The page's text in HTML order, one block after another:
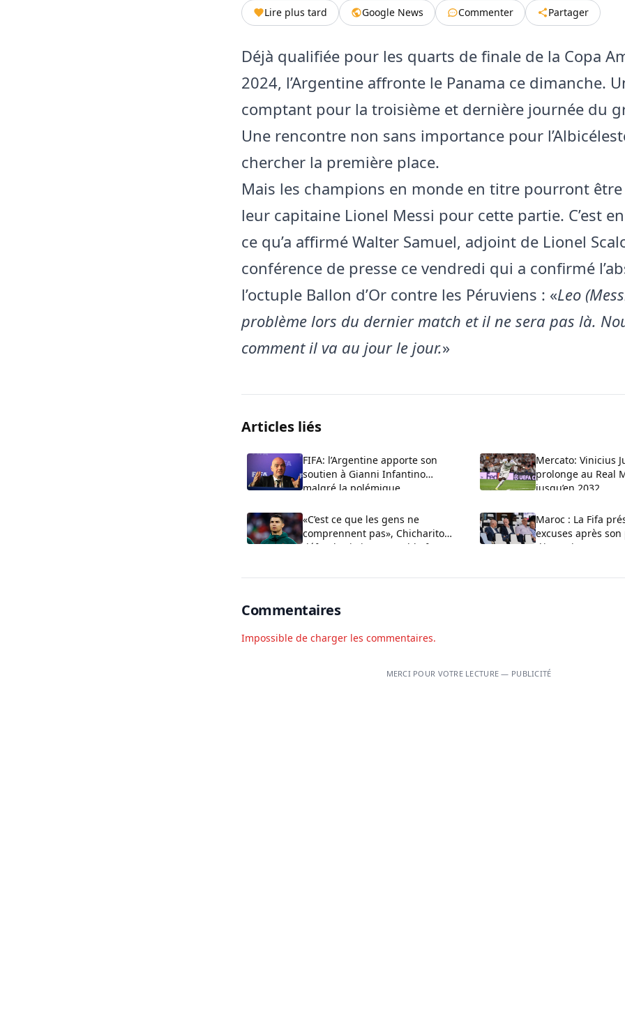
Lire plus tard Google News Commenter Partager
Déjà qualifiée pour les quarts de finale de la Copa
2024, l’Argentine affronte le Panama ce dimanche.
comptant pour la troisième et dernière journée du
Une rencontre non sans importance pour
chercher la première place.
Mais les champions en monde en titre pourront
leur capitaine Lionel Messi pour cette partie. C’est
ce qu’a affirmé Walter Samuel, adjoint de Lionel
conférence de presse ce vendredi qui a confirmé
l’octuple Ballon d’Or contre les Péruviens : «Leo
problème lors du dernier match et il ne sera pas là.
comment il va au jour le jour.»
Articles liés
FIFA: l’Argentine apporte son
soutien à Gianni Infantino
malgré la polémique
Mercato: Vinicius
prolonge au Real
jusqu’en 2032
«C’est ce que les gens ne
comprennent pas», Chicharito
défend Cristiano Ronaldo face
Maroc : La Fifa
excuses après
d’investissements
Commentaires
Impossible de charger les commentaires.
MERCI POUR VOTRE LECTURE — PUBLICITÉ